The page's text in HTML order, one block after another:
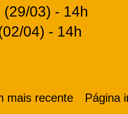
(29/03) - 14h
04) - 14h
mais recente Página